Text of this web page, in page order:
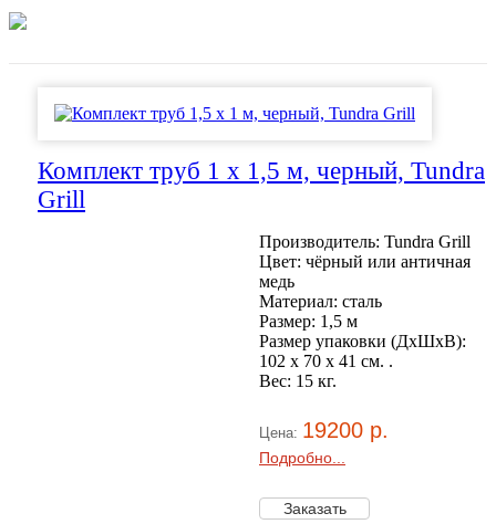
Комплект труб 1 x 1,5 м, черный, Tundra
Grill
Производитель: Tundra Grill
Цвет: чёрный или античная
медь
Материал: сталь
Размер: 1,5 м
Размер упаковки (ДхШхВ):
102 х 70 x 41 см. .
Вес: 15 кг.
Цена: 19200 р.
Подробно...